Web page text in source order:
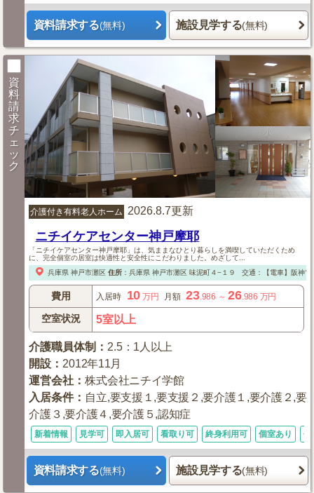
資料請求する(無料) 施設見学する(無料)
資
料
請
求
チ
ェ
ッ
ク
介護付き有料老人ホーム 2026.8.7更新
ニチイケアセンター神戸摩耶
「ニチイケアセンター神戸摩耶」は、気ままなひとり暮らしを満喫していただくため
に、完全個室の居室は快適性と安全性にこだわりました。めざして...
兵庫県 神戸市灘区 住所： 兵庫県 神戸市灘区味泥町４−１９ 交通：【電車】阪神
費用 入居時 10 万円 月額 23.986 ～26.986 万円
空室状況 5室以上
介護職員体制 ： 2.5：1人以上
開設 ： 2012年11月
運営会社 ：株式会社ニチイ学館
入居条件： 自立,要支援１,要支援２,要介護１,要介護２,要
介護３,要介護４,要介護５,認知症
新着情報 見学可 即入居可 看取り可 終身利用可 個室あり 体
資料請求する(無料) 施設見学する(無料)